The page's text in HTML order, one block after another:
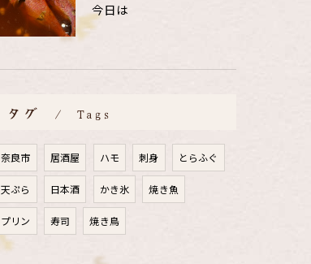
今日は
タグ Tags
奈良市 居酒屋 ハモ 刺身 とらふぐ
天ぷら 日本酒 かき氷 焼き魚
プリン 寿司 焼き鳥